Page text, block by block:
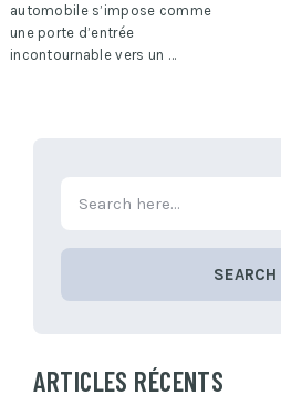
automobile s’impose comme
une porte d’entrée
incontournable vers un …
SEARCH
ARTICLES RÉCENTS